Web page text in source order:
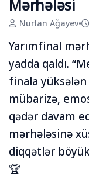
Mərhələsi
Nurlan Ağayev•
Yarımfinal
yadda qaldı.
finala
mübarizə,
qədər davam
mərhələsinə
diqqətlər
🏆